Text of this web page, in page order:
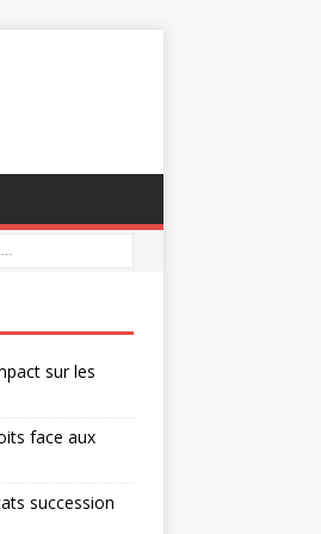
sur les
face aux
succession